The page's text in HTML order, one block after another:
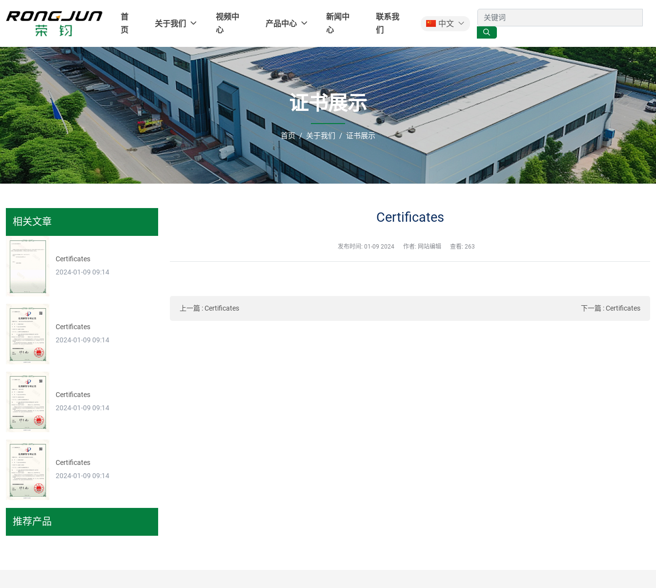
首
页
关于我们
视频中
心
产品中心
新闻中
心
联系我
们
中文
证书展示
首页 关于我们 证书展示
Certificates
发布时间: 01-09 2024 作者: 网站编辑 查看: 263
上一篇 :Certificates 下一篇 :Certificates
相关文章
Certificates
2024-01-09 09:14
Certificates
2024-01-09 09:14
Certificates
2024-01-09 09:14
Certificates
2024-01-09 09:14
推荐产品